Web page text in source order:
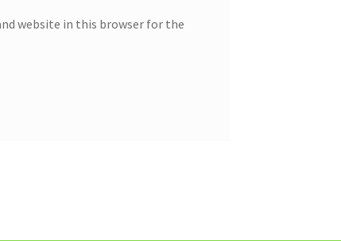
website in this browser for the